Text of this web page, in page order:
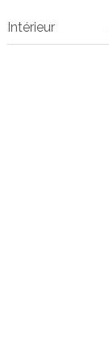
Intérieur